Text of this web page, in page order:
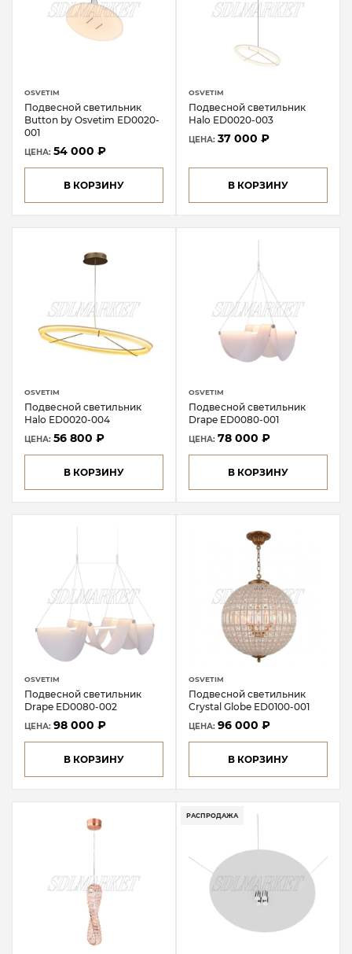
OSVETIM
Подвесной светильник
Button by Osvetim ED0020-
001
ЦЕНА: 54 000 ₽
В КОРЗИНУ
OSVETIM
Подвесной светильник
Halo ED0020-003
ЦЕНА: 37 000 ₽
В КОРЗИНУ
OSVETIM
Подвесной светильник
Halo ED0020-004
ЦЕНА: 56 800 ₽
В КОРЗИНУ
OSVETIM
Подвесной светильник
Drape ED0080-001
ЦЕНА: 78 000 ₽
В КОРЗИНУ
OSVETIM
Подвесной светильник
Drape ED0080-002
ЦЕНА: 98 000 ₽
В КОРЗИНУ
OSVETIM
Подвесной светильник
Crystal Globe ED0100-001
ЦЕНА: 96 000 ₽
В КОРЗИНУ
НОВИНКА
РАСПРОДАЖА